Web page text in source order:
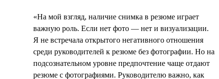
«На мой взгляд, наличие снимка в резюме играет
важную роль. Если нет фото — нет и визуализации.
Я не встречала открытого негативного отношения
среди руководителей к резюме без фотографии. Но на
подсознательном уровне предпочтение чаще отдают
резюме с фотографиями. Руководителю важно, как